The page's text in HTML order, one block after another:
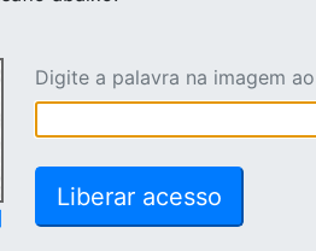
Digite a palavra na imagem